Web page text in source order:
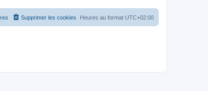
Heures au format UTC+02:00
Supprimer les cookies